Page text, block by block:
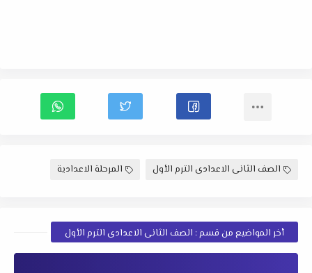
الصف الثانى الاعدادى الترم الأول المرحلة الاعدادية
أخر المواضيع من قسم : الصف الثانى الاعدادى الترم الأول